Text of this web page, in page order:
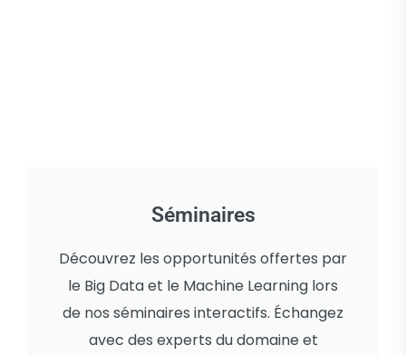
Séminaires
Découvrez les opportunités offertes par
le Big Data et le Machine Learning lors
de nos séminaires interactifs. Échangez
avec des experts du domaine et